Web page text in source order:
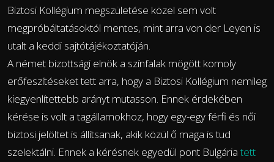
Biztosi Kollégium megszületése közel sem volt
megpróbáltatásoktól mentes, mint arra von der Leyen is
utalt a keddi sajtótájékoztatóján.
A német bizottsági elnök a színfalak mögött komoly
erőfeszítéseket tett arra, hogy a Biztosi Kollégium nemileg
kiegyenlítettebb arányt mutasson. Ennek érdekében
kérése is volt a tagállamokhoz, hogy egy-egy férfi és női
biztosi jelöltet is állítsanak, akik közül ő maga is tud
szelektálni. Ennek a kérésnek egyedül pont Bulgáriatett